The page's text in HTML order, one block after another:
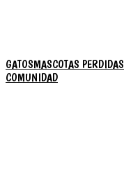
GATOSMASCOTAS PERDIDAS
COMUNIDAD